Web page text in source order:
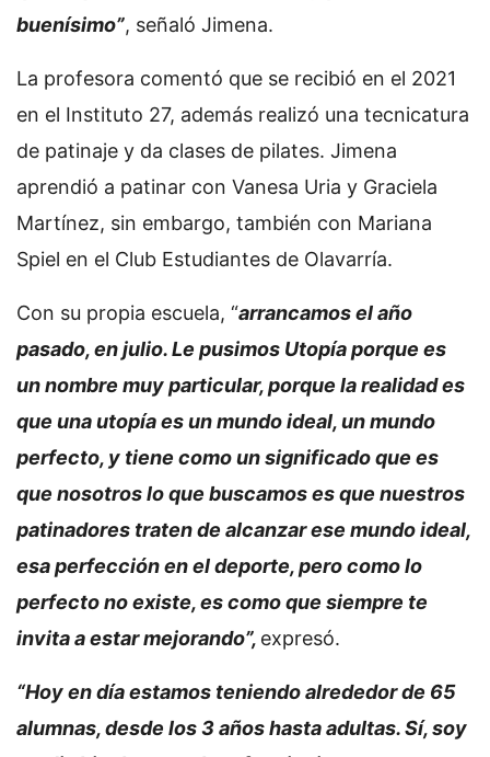
buenísimo”, señaló Jimena.
La profesora comentó que se recibió en el 2021
en el Instituto 27, además realizó una tecnicatura
de patinaje y da clases de pilates. Jimena
aprendió a patinar con Vanesa Uria y Graciela
Martínez, sin embargo, también con Mariana
Spiel en el Club Estudiantes de Olavarría.
Con su propia escuela, “arrancamos el año
pasado, en julio. Le pusimos Utopía porque es
un nombre muy particular, porque la realidad es
que una utopía es un mundo ideal, un mundo
perfecto, y tiene como un significado que es
que nosotros lo que buscamos es que nuestros
patinadores traten de alcanzar ese mundo ideal,
esa perfección en el deporte, pero como lo
perfecto no existe, es como que siempre te
invita a estar mejorando”, expresó.
“Hoy en día estamos teniendo alrededor de 65
alumnas, desde los 3 años hasta adultas. Sí, soy